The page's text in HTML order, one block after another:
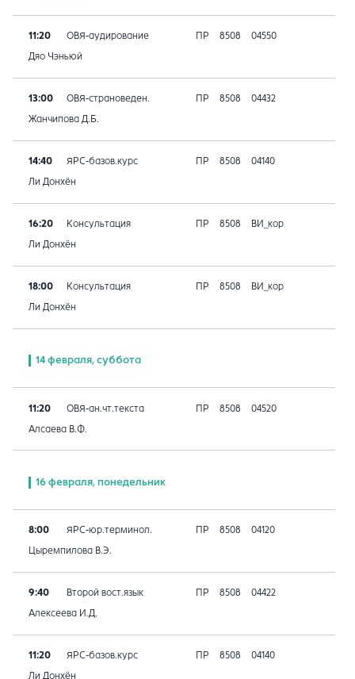
11:20 ОВЯ-аудирование ПР 8508 04550
Дяо Чэньюй
13:00 ОВЯ-страноведен. ПР 8508 04432
Жанчипова Д.Б.
14:40 ЯРС-базов.курс ПР 8508 04140
Ли Донхён
16:20 Консультация ПР 8508 ВИ_кор
Ли Донхён
18:00 Консультация ПР 8508 ВИ_кор
Ли Донхён
14 февраля, суббота
11:20 ОВЯ-ан.чт.текста ПР 8508 04520
Алсаева В.Ф.
16 февраля, понедельник
8:00 ЯРС-юр.терминол. ПР 8508 04120
Цыремпилова В.Э.
9:40 Второй вост.язык ПР 8508 04422
Алексеева И.Д.
11:20 ЯРС-базов.курс ПР 8508 04140
Ли Донхён